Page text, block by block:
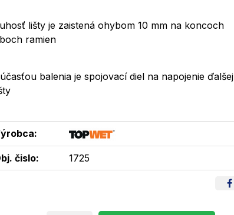
lišty je zaistená ohybom 10 mm na koncoch
ramien
balenia je spojovací diel na napojenie ďalšej
čislo: 1725